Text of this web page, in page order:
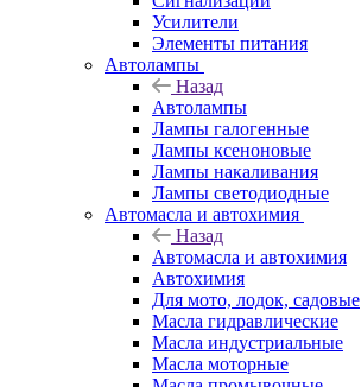
Усилители
Элементы питания
Автолампы
Назад
Автолампы
Лампы галогенные
Лампы ксеноновые
Лампы накаливания
Лампы светодиодные
Автомасла и автохимия
Назад
Автомасла и автохимия
Автохимия
Для мото, лодок, садовые
Масла гидравлические
Масла индустриальные
Масла моторные